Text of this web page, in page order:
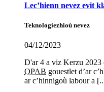
Lec’hienn nevez evit
Teknologiezhioù nevez
04/12/2023
D'ar 4 a viz Kerzu 2023
OPAB gouestlet d’ar
ar c’hinnigoù labour a